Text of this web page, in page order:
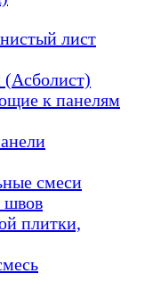
лист
(Асболист)
к панелям
смеси
швов
плитки,